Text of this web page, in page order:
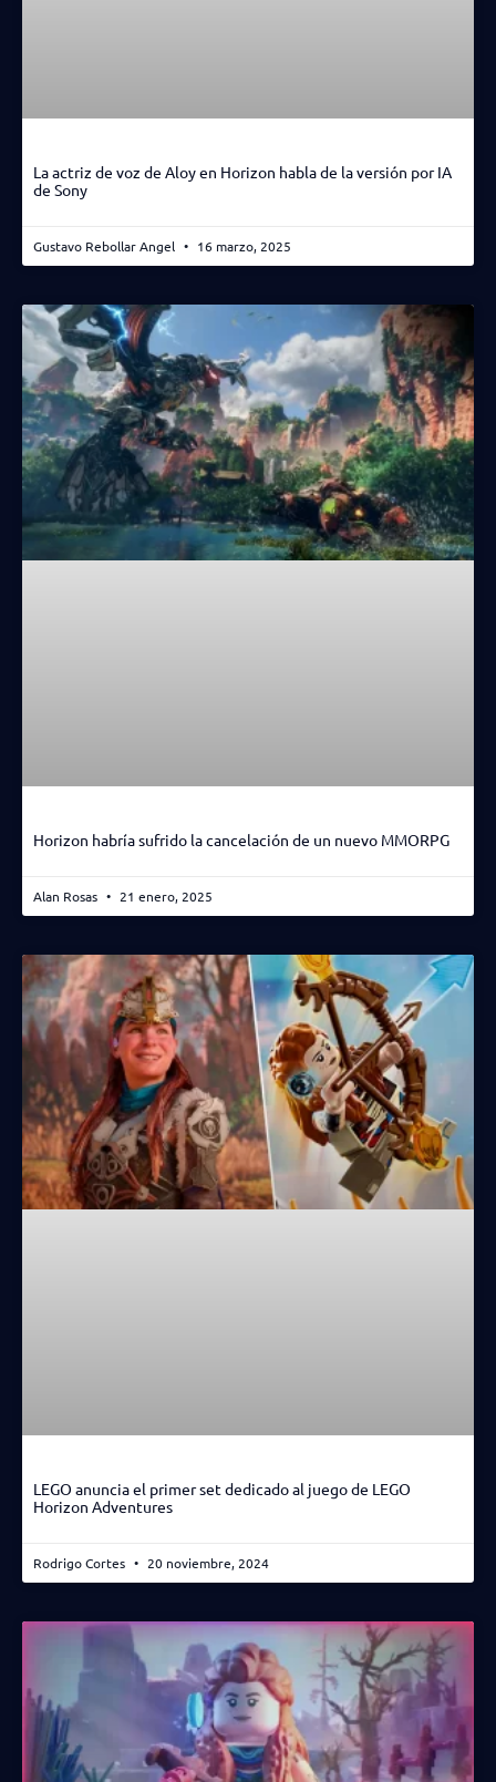
La actriz de voz de Aloy en Horizon habla de la versión por IA
de Sony
Gustavo Rebollar Angel 16 marzo, 2025
Horizon habría sufrido la cancelación de un nuevo MMORPG
Alan Rosas 21 enero, 2025
LEGO anuncia el primer set dedicado al juego de LEGO
Horizon Adventures
Rodrigo Cortes 20 noviembre, 2024